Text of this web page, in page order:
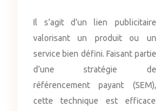
Il s’agit d’un lien publicitaire
valorisant un produit ou un
service bien défini. Faisant partie
d’une stratégie de
référencement payant (SEM),
cette technique est efficace